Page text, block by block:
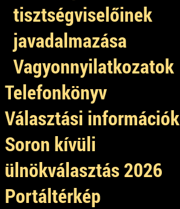
tisztségviselőinek
javadalmazása
Vagyonnyilatkozatok
Telefonkönyv
Választási információk
Soron kívüli
ülnökválasztás 2026
Portáltérkép